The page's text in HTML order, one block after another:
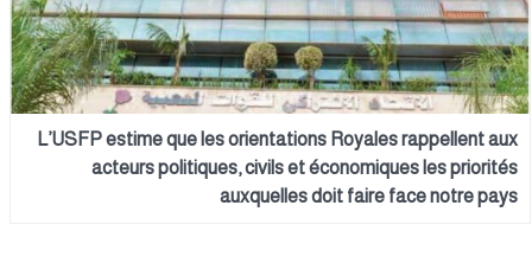
L’USFP estime que les orientations Royales rappellent aux
acteurs politiques, civils et économiques les priorités
auxquelles doit faire face notre pays